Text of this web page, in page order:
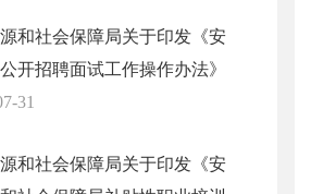
和社会保障局关于印发《安
开招聘面试工作操作办法》
31
和社会保障局关于印发《安